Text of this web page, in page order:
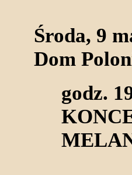
Środa, 9
Dom
godz.